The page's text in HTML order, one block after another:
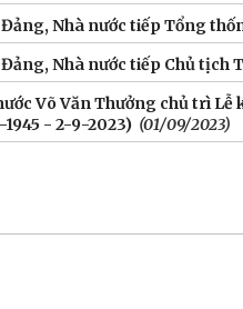
Nhà nước tiếp Tổng
Nhà nước tiếp Chủ tịch
Võ Văn Thưởng chủ trì
- 2-9-2023) (01/09/2023)